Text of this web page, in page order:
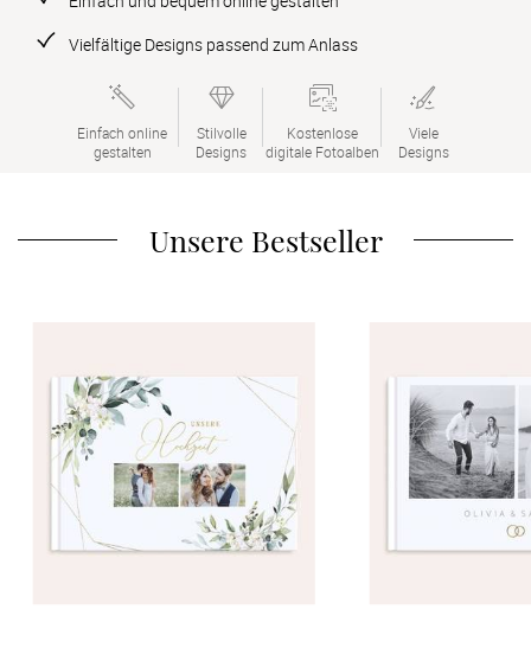
Vielfältige Designs passend zum Anlass
Einfach online
gestalten
Stilvolle
Designs
Kostenlose
digitale Fotoalben
Viele
Designs
Unsere Bestseller